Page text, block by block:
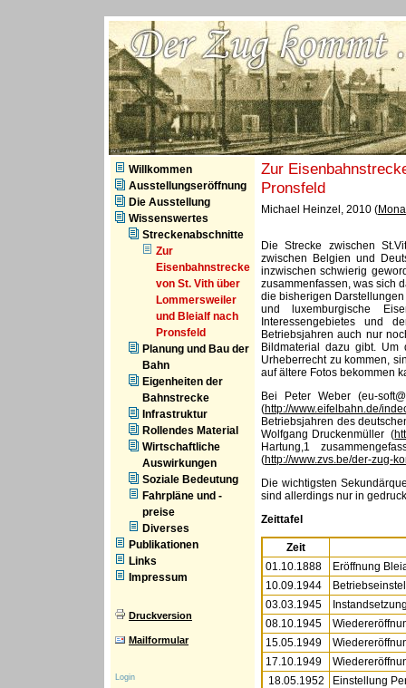
ZVS - Der Zug kommt
Willkommen
Ausstellungseröffnung
Die Ausstellung
Wissenswertes
Streckenabschnitte
Zur
Eisenbahnstrecke
von St. Vith über
Lommersweiler
und Bleialf nach
Pronsfeld
Planung und Bau der
Bahn
Eigenheiten der
Bahnstrecke
Infrastruktur
Rollendes Material
Wirtschaftliche
Auswirkungen
Soziale Bedeutung
Fahrpläne und -
preise
Diverses
Publikationen
Links
Impressum
Druckversion
Mailformular
Login
Zur
Pronsfeld
Michael Heinzel, 2010 (
Die Strecke zwischen
zwischen Belgien und
inzwischen schwierig
zusammenfassen, was sich
die bisherigen
und luxemburgische
Interessengebietes und
Betriebsjahren auch nur
Bildmaterial dazu gibt.
Urheberrecht zu kommen,
auf ältere Fotos bekommen
Bei Peter Weber (eu-
(http://www.eifelbahn.de/
Betriebsjahren des
Wolfgang Druckenmüller (
Hartung,1
(http://www.zvs.be/der-zug-
Die wichtigsten
sind allerdings nur in
Zeittafel
Zeit
01.10.1888
Eröffnung
10.09.1944
03.03.1945
08.10.1945
15.05.1949
17.10.1949
18.05.1952
Einstellung